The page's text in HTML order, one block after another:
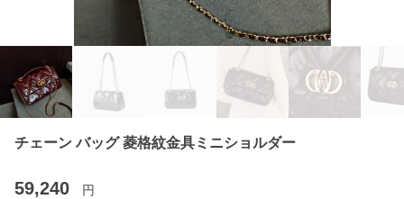
チェーン バッグ 菱格紋金具ミニショルダー
59,240 円